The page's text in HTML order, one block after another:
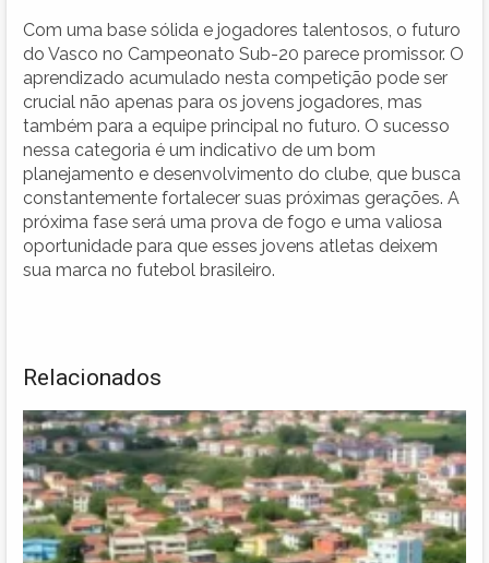
Com uma base sólida e jogadores talentosos, o futuro
do Vasco no Campeonato Sub-20 parece promissor. O
aprendizado acumulado nesta competição pode ser
crucial não apenas para os jovens jogadores, mas
também para a equipe principal no futuro. O sucesso
nessa categoria é um indicativo de um bom
planejamento e desenvolvimento do clube, que busca
constantemente fortalecer suas próximas gerações. A
próxima fase será uma prova de fogo e uma valiosa
oportunidade para que esses jovens atletas deixem
sua marca no futebol brasileiro.
Relacionados